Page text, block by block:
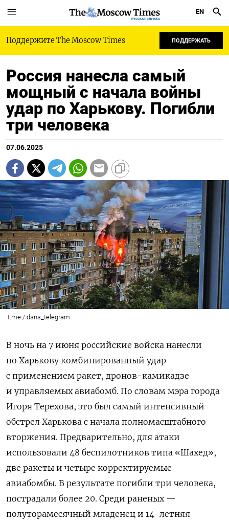
РУССКАЯ СЛУЖБА
EN
Поддержите The Moscow Times ПОДДЕРЖАТЬ
Россия нанесла самый
мощный с начала войны
удар по Харькову. Погибли
три человека
07.06.2025
t.me / dsns_telegram
В ночь на 7 июня российские войска нанесли
по Харькову комбинированный удар
с применением ракет, дронов-камикадзе
и управляемых авиабомб. По словам мэра города
Игоря Терехова, это был самый интенсивный
обстрел Харькова с начала полномасштабного
вторжения. Предварительно, для атаки
использовали 48 беспилотников типа «Шахед»,
две ракеты и четыре корректируемые
авиабомбы. В результате погибли три человека,
пострадали более 20. Среди раненых —
полуторамесячный младенец и 14-летняя